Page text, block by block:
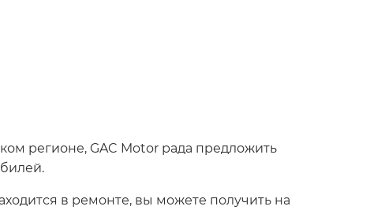
регионе, GAC Motor рада предложить
в ремонте, вы можете получить на